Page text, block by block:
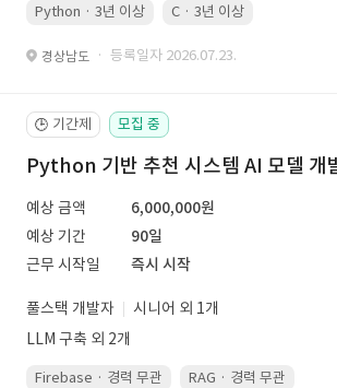
Python · 3년 이상 C · 3년 이상
경상남도 · 등록일자 2026.07.23.
🕒 기간제 모집 중
Python 기반 추천 시스템 AI 모델 개
예상 금액
6,000,000원
예상 기간
90일
근무 시작일
즉시 시작
풀스택 개발자
시니어 외 1개
LLM 구축 외 2개
Firebase · 경력 무관 RAG · 경력 무관